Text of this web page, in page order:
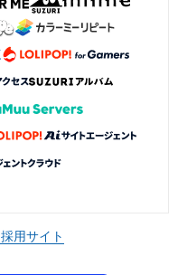
採用サイト